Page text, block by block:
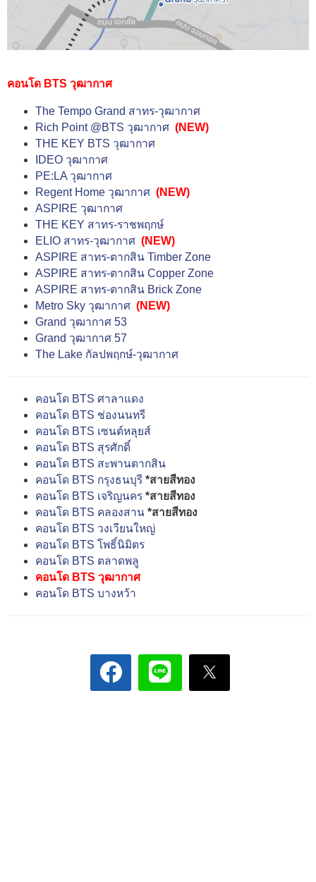
คอนโด BTS วุฒากาศ
The Tempo Grand สาทร-วุฒากาศ
Rich Point @BTS วุฒากาศ (NEW)
THE KEY BTS วุฒากาศ
IDEO วุฒากาศ
PE:LA วุฒากาศ
Regent Home วุฒากาศ (NEW)
ASPIRE วุฒากาศ
THE KEY สาทร-ราชพฤกษ์
ELIO สาทร-วุฒากาศ (NEW)
ASPIRE สาทร-ตากสิน Timber Zone
ASPIRE สาทร-ตากสิน Copper Zone
ASPIRE สาทร-ตากสิน Brick Zone
Metro Sky วุฒากาศ (NEW)
Grand วุฒากาศ 53
Grand วุฒากาศ 57
The Lake กัลปพฤกษ์-วุฒากาศ
คอนโด BTS ศาลาแดง
คอนโด BTS ช่องนนทรี
คอนโด BTS เซนต์หลุยส์
คอนโด BTS สุรศักดิ์
คอนโด BTS สะพานตากสิน
คอนโด BTS กรุงธนบุรี *สายสีทอง
คอนโด BTS เจริญนคร *สายสีทอง
คอนโด BTS คลองสาน *สายสีทอง
คอนโด BTS วงเวียนใหญ่
คอนโด BTS โพธิ์นิมิตร
คอนโด BTS ตลาดพลู
คอนโด BTS วุฒากาศ
คอนโด BTS บางหว้า